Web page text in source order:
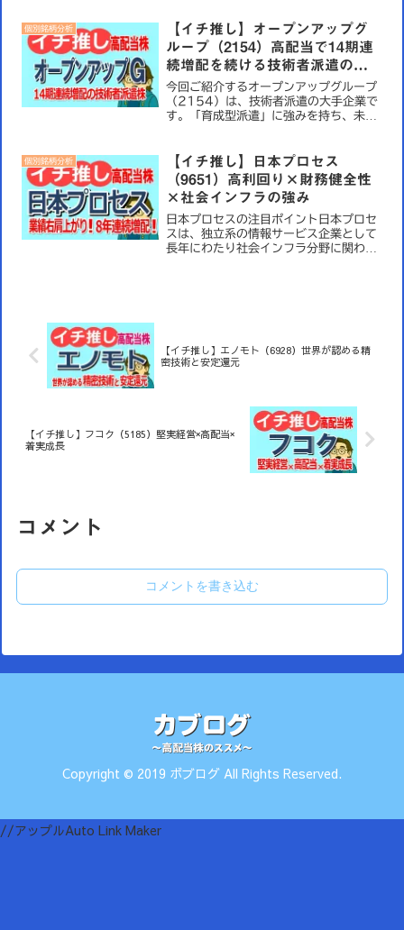
トネスなどサービス分野にも強みを持
ち、多角的な収益基盤を築いてい...
個別銘柄分析
【イチ推し】オープンアップグ
ループ（2154）高配当で14期連
続増配を続ける技術者派遣の優
良株
今回ご紹介するオープンアップグループ
（2154）は、技術者派遣の大手企業で
す。「育成型派遣」に強みを持ち、未経
を誇っています。業績の拡大とともに配
当金を増やし続けてい...
個別銘柄分析
【イチ推し】日本プロセス
（9651）高利回り×財務健全性
×社会インフラの強み
日本プロセスの注目ポイント日本プロセ
スは、独立系の情報サービス企業として
長年にわたり社会インフラ分野に関わり
【イチ推し】エノモト（6928）世界が認める精
密技術と安定還元
【イチ推し】フコク（5185）堅実経営×高配当×
着実成長
コメント
コメントを書き込む
Copyright © 2019 ボブログ All Rights Reserved.
//アップルAuto Link Maker